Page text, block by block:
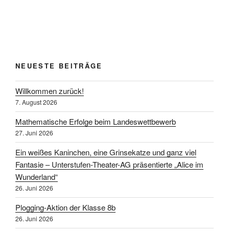
NEUESTE BEITRÄGE
Willkommen zurück!
7. August 2026
Mathematische Erfolge beim Landeswettbewerb
27. Juni 2026
Ein weißes Kaninchen, eine Grinsekatze und ganz viel
Fantasie – Unterstufen-Theater-AG präsentierte „Alice im
Wunderland“
26. Juni 2026
Plogging-Aktion der Klasse 8b
26. Juni 2026